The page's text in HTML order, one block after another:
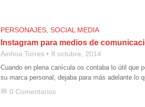
PERSONAJES SOCIAL MEDIA
Instagram para medios de
Ainhoa Torres 8 octubre, 2014
Cuando en plena canícula os contaba lo útil que
su marca personal, dejaba para más adelante
chat_bubble 0 Comentarios